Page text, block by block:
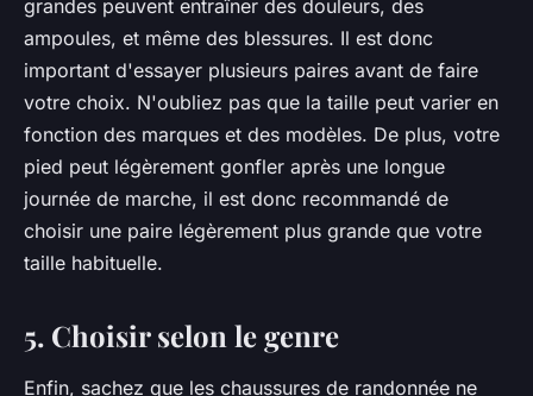
grandes peuvent entraîner des douleurs, des
ampoules, et même des blessures. Il est donc
important d'essayer plusieurs paires avant de faire
votre choix. N'oubliez pas que la taille peut varier en
fonction des marques et des modèles. De plus, votre
pied peut légèrement gonfler après une longue
journée de marche, il est donc recommandé de
choisir une paire légèrement plus grande que votre
taille habituelle.
5. Choisir selon le genre
Enfin, sachez que les chaussures de randonnée ne